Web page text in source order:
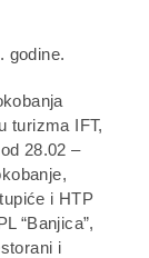
godine.
turizma IFT,
28.02 –
i HTP
“Banjica”,
i